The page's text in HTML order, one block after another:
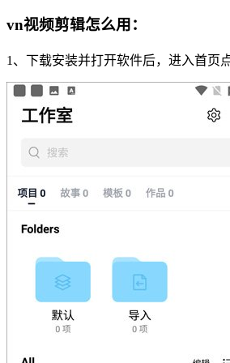
vn视频剪辑怎么用：
1、下载安装并打开软件后，进入首页